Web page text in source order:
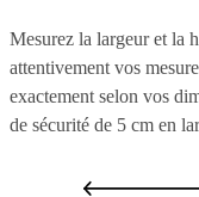
Mesurez la largeur et la
attentivement vos
exactement selon vos
de sécurité de 5 cm en